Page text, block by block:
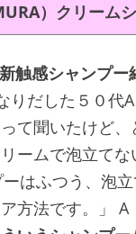
）クリームシ
触感シャンプ
だした５０代
て聞いたけど
ームで泡立て
はふつう、泡
方法です。」 A